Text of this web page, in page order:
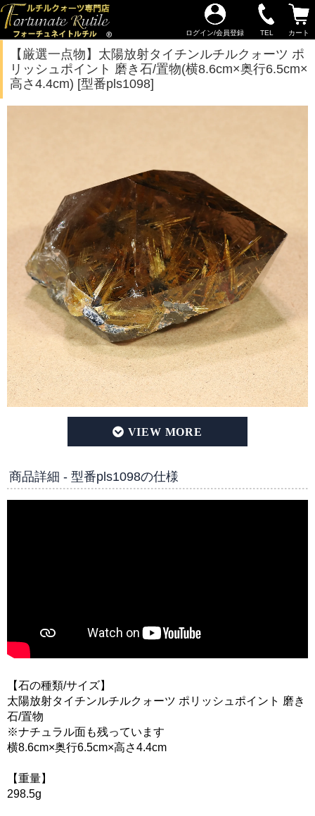
ログイン/会員登録 TEL カート
【厳選一点物】太陽放射タイチンルチルクォーツ ポ
リッシュポイント 磨き石/置物(横8.6cm×奥行6.5cm×
高さ4.4cm) [型番pls1098]
【厳選一点物】太陽放射タイチンルチルクォーツ ポ
商品詳細 - 型番pls1098の仕様
【石の種類/サイズ】
太陽放射タイチンルチルクォーツ ポリッシュポイント 磨き
石/置物
※ナチュラル面も残っています
横8.6cm×奥行6.5cm×高さ4.4cm
【重量】
298.5g